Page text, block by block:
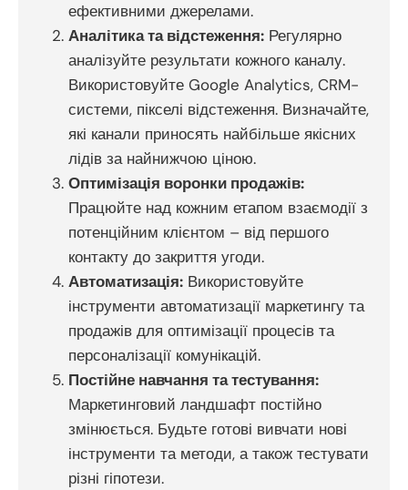
ефективними джерелами.
Аналітика та відстеження: Регулярно
аналізуйте результати кожного каналу.
Використовуйте Google Analytics, CRM-
системи, пікселі відстеження. Визначайте,
які канали приносять найбільше якісних
лідів за найнижчою ціною.
Оптимізація воронки продажів:
Працюйте над кожним етапом взаємодії з
потенційним клієнтом – від першого
контакту до закриття угоди.
Автоматизація: Використовуйте
інструменти автоматизації маркетингу та
продажів для оптимізації процесів та
персоналізації комунікацій.
Постійне навчання та тестування:
Маркетинговий ландшафт постійно
змінюється. Будьте готові вивчати нові
інструменти та методи, а також тестувати
різні гіпотези.